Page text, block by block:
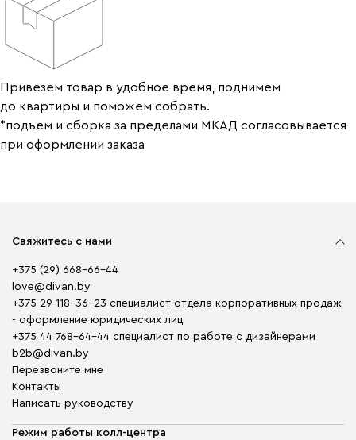
Привезем товар в удобное время, поднимем
до квартиры и поможем собрать.
*подъем и сборка за пределами МКАД согласовывается
при оформлении заказа
Свяжитесь с нами
+375 (29) 668-66-44
love@divan.by
+375 29 118-36-23 специалист отдела корпоративных продаж
- оформление юридических лиц
+375 44 768-64-44 специалист по работе с дизайнерами
b2b@divan.by
Перезвоните мне
Контакты
Написать руководству
Режим работы колл-центра